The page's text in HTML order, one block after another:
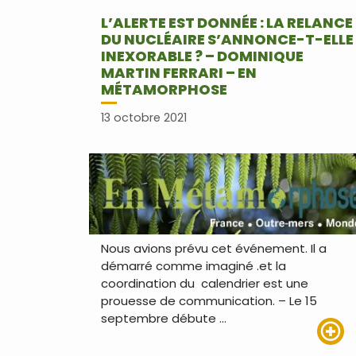
L’ALERTE EST DONNÉE : LA RELANCE
DU NUCLÉAIRE S’ANNONCE-T-ELLE
INEXORABLE ? – DOMINIQUE
MARTIN FERRARI – EN
MÉTAMORPHOSE
13 octobre 2021
Nous avions prévu cet événement. Il a
démarré comme imaginé .et la
coordination du calendrier est une
prouesse de communication. – Le 15
septembre débute …